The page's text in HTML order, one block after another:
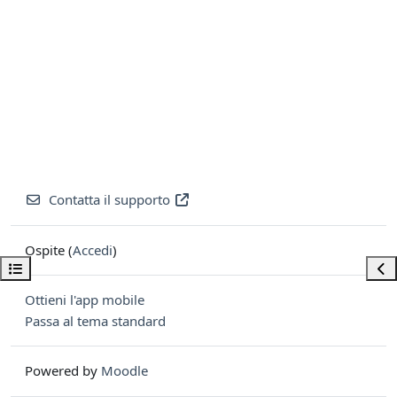
Apri indice del corso
Contatta il supporto
Ospite (Accedi)
Ottieni l'app mobile
Passa al tema standard
Powered by Moodle